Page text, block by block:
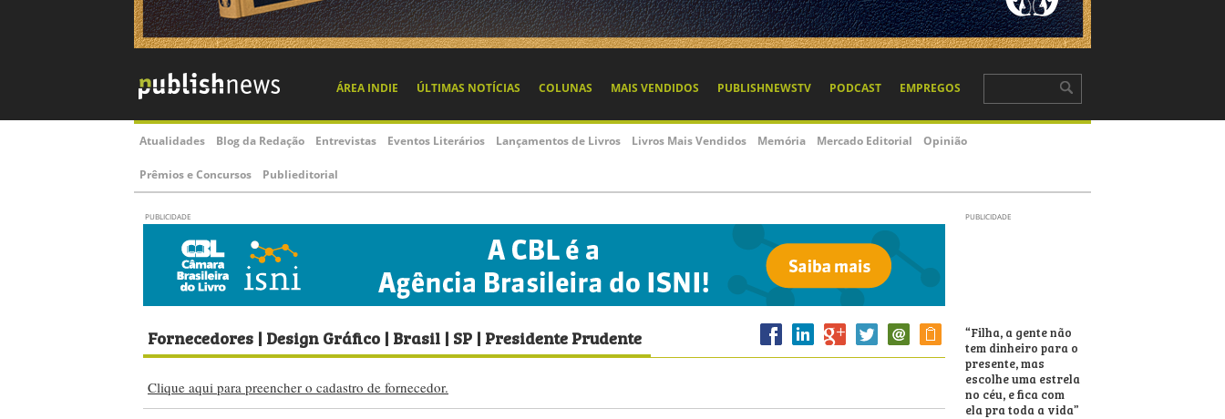
ÁREA INDIE ÚLTIMAS NOTÍCIAS COLUNAS MAIS VENDIDOS PUBLISHNEWSTV PODCAST EMPREGOS
Atualidades Blog da Redação Entrevistas Eventos Literários Lançamentos de Livros Livros Mais Vendidos Memória Mercado Editorial Opinião
Prêmios e Concursos Publieditorial
PUBLICIDADE PUBLICIDADE
Fornecedores | Design Gráfico | Brasil | SP | Presidente Prudente
Clique aqui para preencher o cadastro de fornecedor.
“Filha, a gente não
tem dinheiro para o
presente, mas
escolhe uma estrela
no céu, e fica com
ela pra toda a vida”